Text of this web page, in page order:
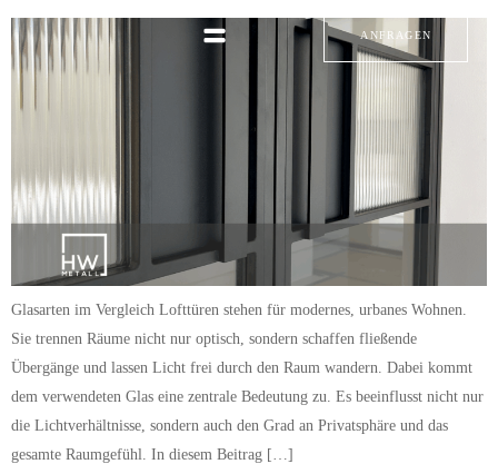
ANFRAGEN
Glasarten im Vergleich Lofttüren stehen für modernes, urbanes Wohnen.
Sie trennen Räume nicht nur optisch, sondern schaffen fließende
Übergänge und lassen Licht frei durch den Raum wandern. Dabei kommt
dem verwendeten Glas eine zentrale Bedeutung zu. Es beeinflusst nicht nur
die Lichtverhältnisse, sondern auch den Grad an Privatsphäre und das
gesamte Raumgefühl. In diesem Beitrag […]